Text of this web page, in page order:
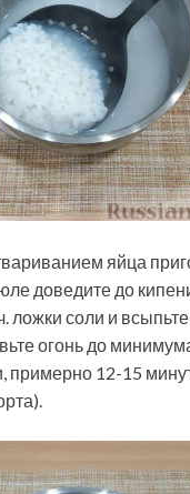
яйца
доведите до
ложки соли и
огонь до
примерно 12-15